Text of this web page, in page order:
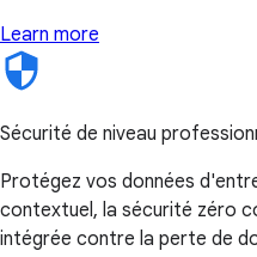
Learn more
Sécurité de niveau
Protégez vos données
contextuel, la sécurité zéro
intégrée contre la perte de